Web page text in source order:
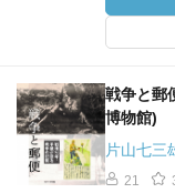
戦争と郵
博物館)
片山七三
21